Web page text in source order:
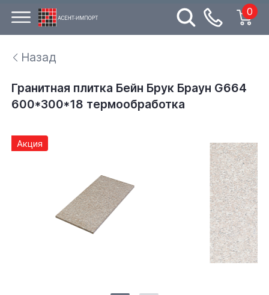
0
Назад
Гранитная плитка Бейн Брук Браун G664
600*300*18 термообработка
Акция